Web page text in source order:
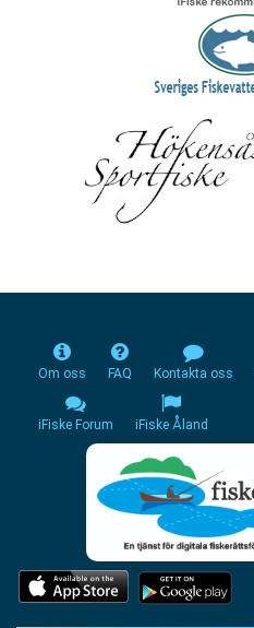
Om oss FAQ Kontakta oss
iFiske Forum iFiske Åland